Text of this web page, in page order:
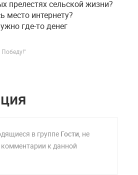
прелестях сельской жизни?
место интернету?
где-то денег
в группе Гости, не
комментарии к данной